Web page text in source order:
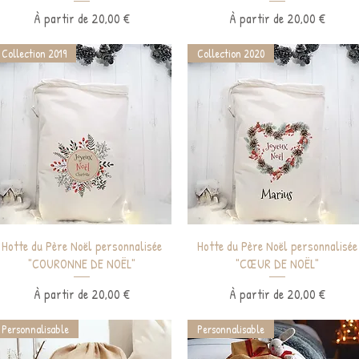
À partir de 20,00 €
Prix promotionnel
À partir de 20,00 €
Prix promotionnel
Aperçu rapide
Collection 2019
Hotte du Père Noël personnalisée
"COURONNE DE NOËL"
À partir de 20,00 €
Prix promotionnel
Aperçu rapide
Collection 2020
Hotte du Père Noël personnalisée
"CŒUR DE NOËL"
À partir de 20,00 €
Prix promotionnel
Personnalisable Personnalisable